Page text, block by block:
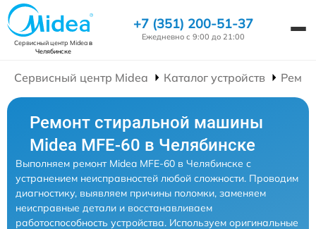
Сервисный центр Mideaв
Челябинске
+7 (351) 200-51-37
Ежедневно с 9:00 до 21:00
Сервисный центр Midea Каталог устройств
Ремонт стиральной машины
Midea MFE-60 в Челябинске
Выполняем ремонт Midea MFE-60 в Челябинске с
устранением неисправностей любой сложности. Проводим
диагностику, выявляем причины поломки, заменяем
неисправные детали и восстанавливаем
работоспособность устройства. Используем оригинальные